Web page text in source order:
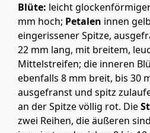
Blüte: leicht
mm hoch; Petalen innen
eingerissener Spitze,
22 mm lang, mit breitem,
Mittelstreifen; die inneren
ebenfalls 8 mm breit, bis 30
ausgefranst und spitz
an der Spitze völlig rot. Die
zwei Reihen, die äußeren